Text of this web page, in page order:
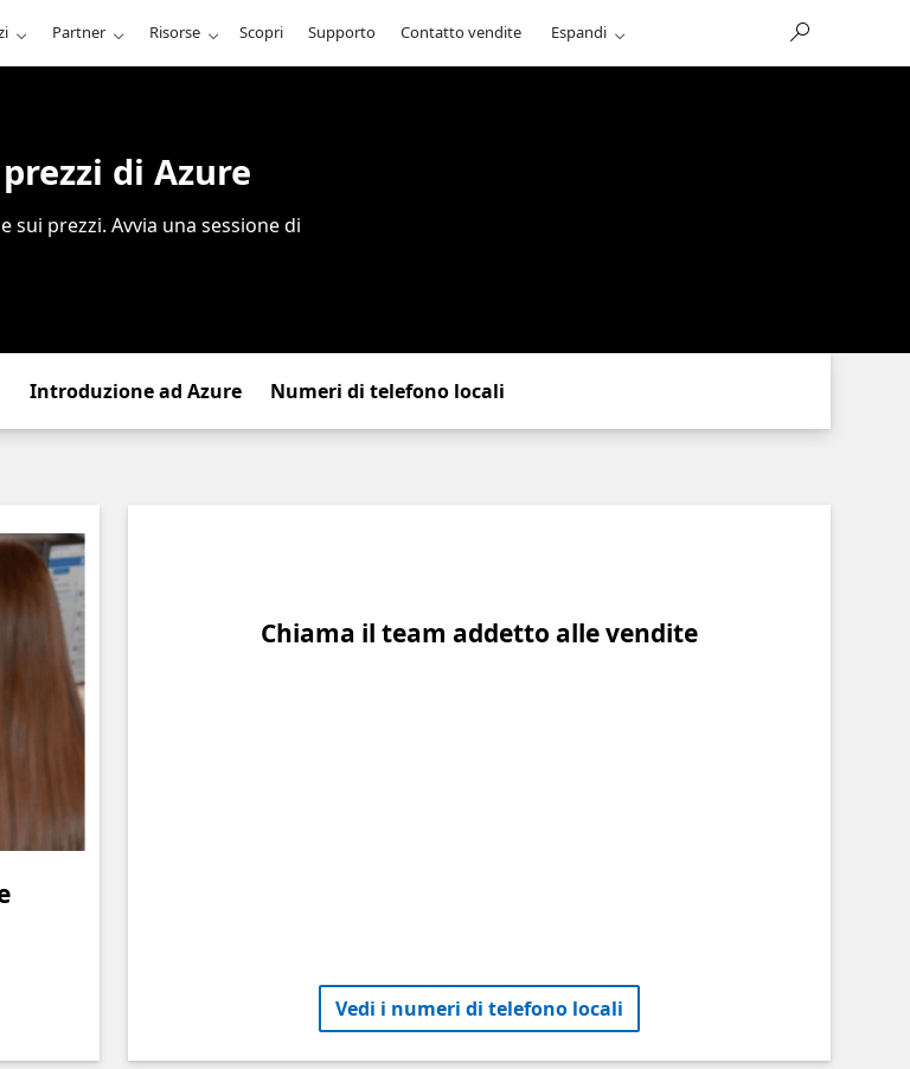
Partner Risorse Scopri Supporto Contatto vendite Espandi
di Azure
prezzi. Avvia una sessione di
Introduzione ad Azure Numeri di telefono locali
Chiama il team addetto alle vendite
Vedi i numeri di telefono locali